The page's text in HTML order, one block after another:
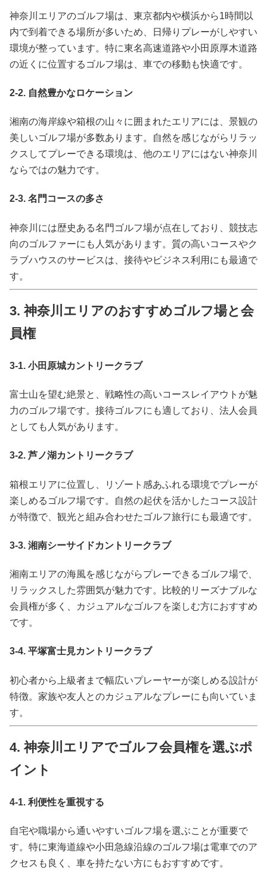
神奈川エリアのゴルフ場は、東京都内や横浜から1時間以
内で到着できる場所が多いため、日帰りプレーがしやすい
環境が整っています。特に東名高速道路や小田原厚木道路
の近くに位置するゴルフ場は、車での移動も快適です。
2-2. 自然豊かなロケーション
湘南の海岸線や箱根の山々に囲まれたエリアには、景観の
美しいゴルフ場が多数あります。自然を感じながらリラッ
クスしてプレーできる環境は、他のエリアにはない神奈川
ならではの魅力です。
2-3. 名門コースの多さ
神奈川には歴史ある名門ゴルフ場が点在しており、競技志
向のゴルファーにも人気があります。質の高いコースやク
ラブハウスのサービスは、接待やビジネス利用にも最適で
す。
3. 神奈川エリアのおすすめゴルフ場と会
員権
3-1. 小田原城カントリークラブ
富士山を望む絶景と、戦略性の高いコースレイアウトが魅
力のゴルフ場です。接待ゴルフにも適しており、法人会員
としても人気があります。
3-2. 芦ノ湖カントリークラブ
箱根エリアに位置し、リゾート感あふれる環境でプレーが
楽しめるゴルフ場です。自然の起伏を活かしたコース設計
が特徴で、観光と組み合わせたゴルフ旅行にも最適です。
3-3. 湘南シーサイドカントリークラブ
湘南エリアの海風を感じながらプレーできるゴルフ場で、
リラックスした雰囲気が魅力です。比較的リーズナブルな
会員権が多く、カジュアルなゴルフを楽しむ方におすすめ
です。
3-4. 平塚富士見カントリークラブ
初心者から上級者まで幅広いプレーヤーが楽しめる設計が
特徴。家族や友人とのカジュアルなプレーにも向いていま
す。
4. 神奈川エリアでゴルフ会員権を選ぶポ
イント
4-1. 利便性を重視する
自宅や職場から通いやすいゴルフ場を選ぶことが重要で
す。特に東海道線や小田急線沿線のゴルフ場は電車でのア
クセスも良く、車を持たない方にもおすすめです。